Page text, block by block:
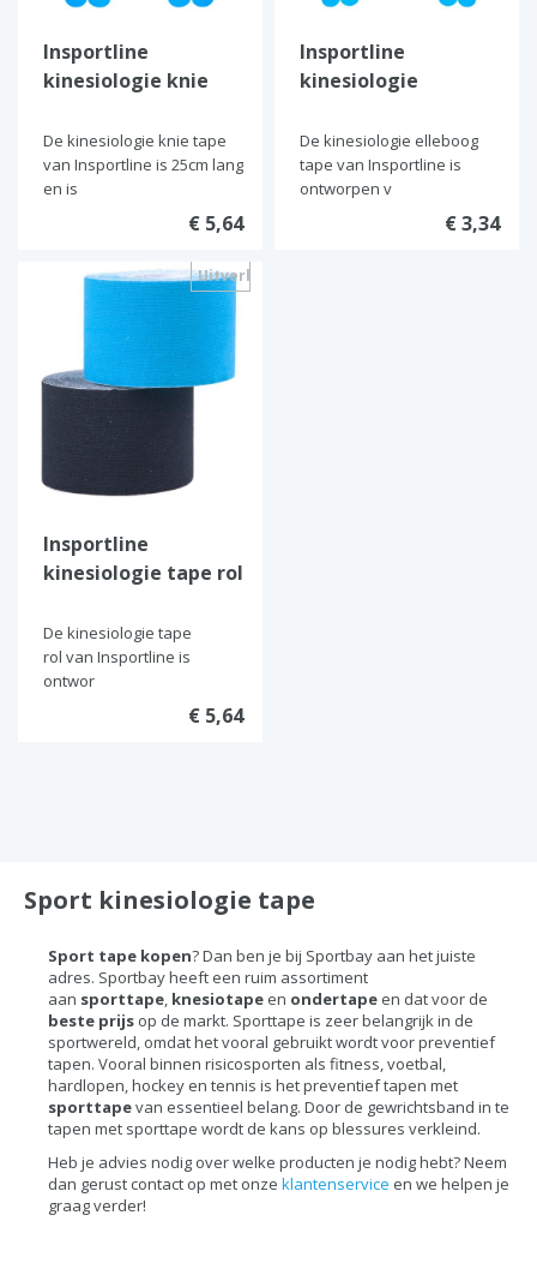
Insportline
kinesiologie knie
De kinesiologie knie tape
van Insportline is 25cm lang
en is
€ 5,64
Insportline
kinesiologie
De kinesiologie elleboog
tape van Insportline is
ontworpen v
€ 3,34
Uitverkocht
Insportline
kinesiologie tape rol
De kinesiologie tape
rol van Insportline is
ontwor
€ 5,64
Sport kinesiologie tape
Sport tape kopen? Dan ben je bij Sportbay aan het juiste
adres. Sportbay heeft een ruim assortiment
aan sporttape, knesiotape en ondertape en datvoor de
beste prijs op de markt. Sporttape is zeer belangrijk in de
sportwereld, omdat het vooral gebruikt wordt voor preventief
tapen. Vooral binnen risicosporten als fitness, voetbal,
hardlopen, hockey en tennis is het preventief tapen met
sporttapevan essentieel belang. Door de gewrichtsband in te
tapen met sporttape wordt de kans op blessures verkleind.
Heb je advies nodig over welke producten je nodig hebt? Neem
dan gerust contact op met onze klantenservice en we helpen je
graag verder!